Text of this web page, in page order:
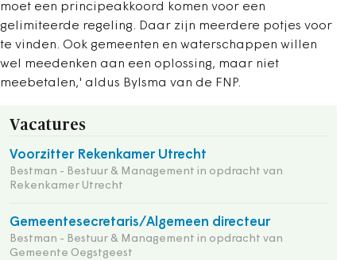
moet een principeakkoord komen voor een
gelimiteerde regeling. Daar zijn meerdere potjes voor
te vinden. Ook gemeenten en waterschappen willen
wel meedenken aan een oplossing, maar niet
meebetalen,' aldus Bylsma van de FNP.
Vacatures
Voorzitter Rekenkamer Utrecht
Bestman - Bestuur & Management in opdracht van
Rekenkamer Utrecht
Gemeentesecretaris/Algemeen directeur
Bestman - Bestuur & Management in opdracht van
Gemeente Oegstgeest